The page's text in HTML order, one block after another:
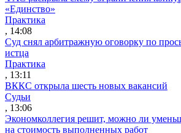
«Единство»
Практика
, 14:08
Суд снял арбитражную оговорку по
истца
Практика
, 13:11
ВККС открыла шесть новых вакансий
Судьи
, 13:06
Экономколлегия решит, можно ли
на стоимость выполненных работ